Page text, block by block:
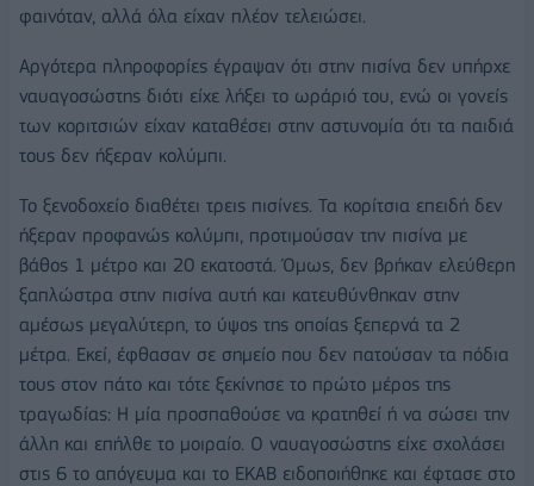
φαινόταν, αλλά όλα είχαν πλέον τελειώσει.
Αργότερα πληροφορίες έγραψαν ότι στην πισίνα δεν υπήρχε
ναυαγοσώστης διότι είχε λήξει το ωράριό του, ενώ οι γονείς
των κοριτσιών είχαν καταθέσει στην αστυνομία ότι τα παιδιά
τους δεν ήξεραν κολύμπι.
Το ξενοδοχείο διαθέτει τρεις πισίνες. Τα κορίτσια επειδή δεν
ήξεραν προφανώς κολύμπι, προτιμούσαν την πισίνα με
βάθος 1 μέτρο και 20 εκατοστά. Όμως, δεν βρήκαν ελεύθερη
ξαπλώστρα στην πισίνα αυτή και κατευθύνθηκαν στην
αμέσως μεγαλύτερη, το ύψος της οποίας ξεπερνά τα 2
μέτρα. Εκεί, έφθασαν σε σημείο που δεν πατούσαν τα πόδια
τους στον πάτο και τότε ξεκίνησε το πρώτο μέρος της
τραγωδίας: Η μία προσπαθούσε να κρατηθεί ή να σώσει την
άλλη και επήλθε το μοιραίο. Ο ναυαγοσώστης είχε σχολάσει
στις 6 το απόγευμα και το ΕΚΑΒ ειδοποιήθηκε και έφτασε στο